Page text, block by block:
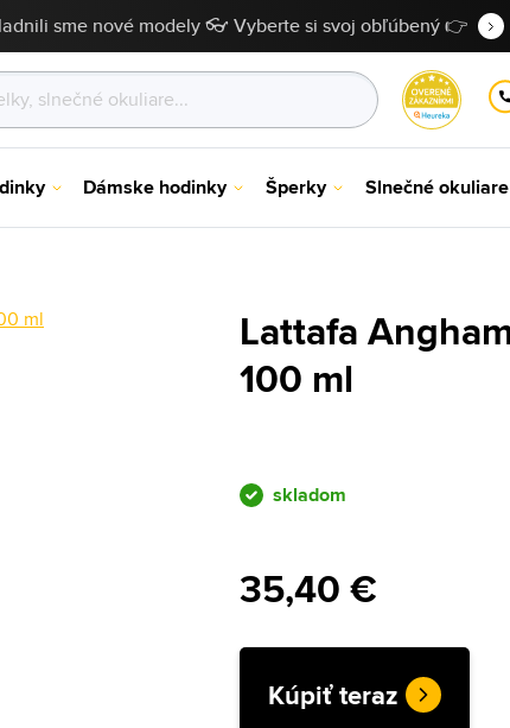
sme nové modely 👓 Vyberte si svoj obľúbený 👉
Dámske hodinky Šperky Slnečné okuliare
Lattafa
100 ml
skladom
35,40 €
Kúpiť teraz